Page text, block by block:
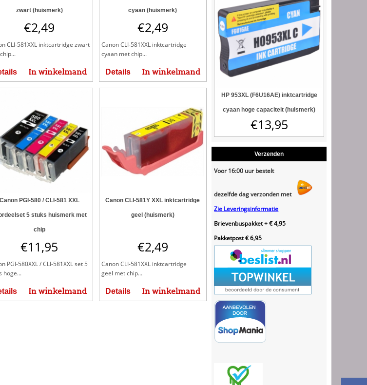
zwart (huismerk)
€2,49
CLI-581XXL inktcartridge zwart
In winkelmand
cyaan (huismerk)
€2,49
Canon CLI-581XXL inktcartridge
cyaan met chip...
Details In winkelmand
Canon PGI-580 / CLI-581 XXL
5 stuks huismerk met
chip
€11,95
PGI-580XXL / CLI-581XXL set 5
hoge...
In winkelmand
Canon CLI-581Y XXL inktcartridge
geel (huismerk)
€2,49
Canon CLI-581XXL inktcartridge
geel met chip...
Details In winkelmand
HP 953XL (F6U16AE) inktcartridge
cyaan hoge capaciteit (huismerk)
€13,95
Verzenden
Voor 16:00 uur bestelt
dezelfde dag verzonden met
Zie Leveringsinformatie
Brievenbuspakket + € 4,95
Pakketpost € 6,95